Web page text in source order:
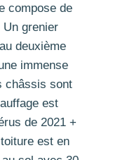
compose de
grenier
deuxième
immense
châssis sont
est
de 2021 +
est en